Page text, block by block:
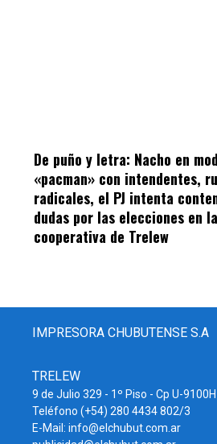
De puño y letra: Nacho en
«pacman» con intendentes,
radicales, el PJ intenta
dudas por las elecciones en la
cooperativa de Trelew
IMPRESORA CHUBUTENSE S.A
TRELEW
9 de Julio 329 - 1º Piso - Cp U-9100H
Teléfono (+54) 280 4434 802/3
E-Mail: info@elchubut.com.ar